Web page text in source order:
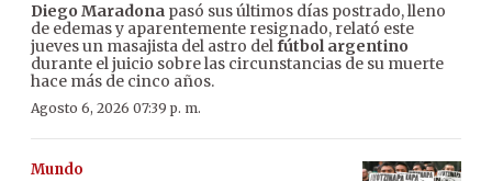
Diego Maradona pasó sus últimos días postrado, lleno
de edemas y aparentemente resignado, relató este
jueves un masajista del astro delfútbol argentino
durante el juicio sobre las circunstancias de su muerte
hace más de cinco años.
Agosto 6, 2026 07:39 p. m.
Mundo